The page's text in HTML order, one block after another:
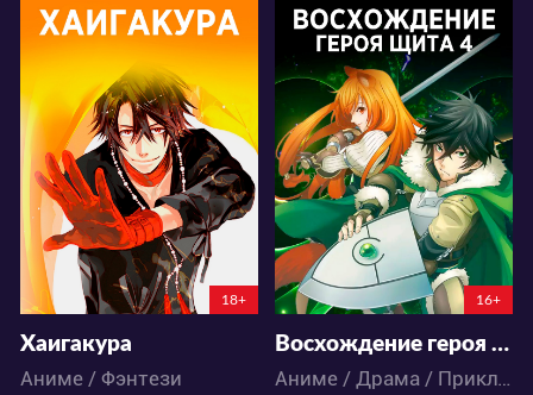
27671
46 34
18+
Хаигакура
Аниме / Фэнтези
43497
104 64
16+
Восхождение героя щита 4
Аниме / Драма / Приключения / Фэнтези / Экшен